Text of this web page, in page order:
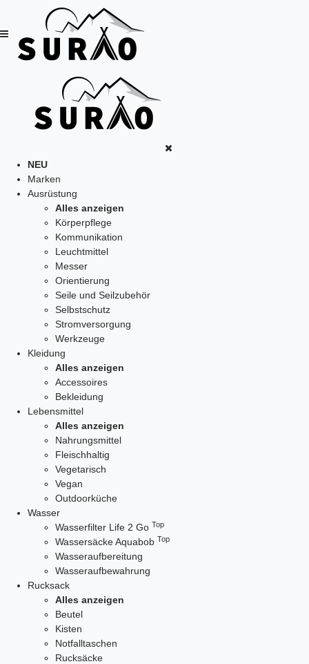
NEU
Marken
Ausrüstung
Alles anzeigen
Körperpflege
Kommunikation
Leuchtmittel
Messer
Orientierung
Seile und Seilzubehör
Selbstschutz
Stromversorgung
Werkzeuge
Kleidung
Alles anzeigen
Accessoires
Bekleidung
Lebensmittel
Alles anzeigen
Nahrungsmittel
Fleischhaltig
Vegetarisch
Vegan
Outdoorküche
Wasser
Wasserfilter Life 2 Go Top
Wassersäcke Aquabob Top
Wasseraufbereitung
Wasseraufbewahrung
Rucksack
Alles anzeigen
Beutel
Kisten
Notfalltaschen
Rucksäcke